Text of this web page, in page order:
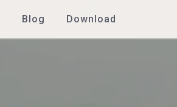
Blog Download